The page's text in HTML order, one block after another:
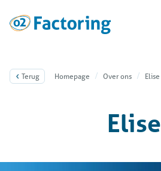
Terug Homepage Over ons Elise
Elise